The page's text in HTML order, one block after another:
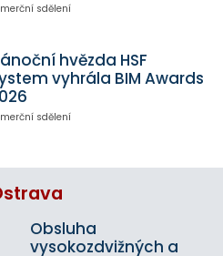
sdělení
hvězda HSF
vyhrála BIM Awards
sdělení
Obsluha
vysokozdvižných a